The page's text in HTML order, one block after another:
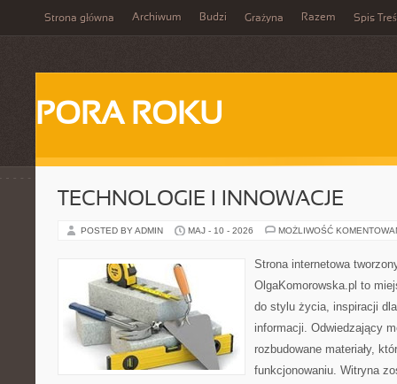
Strona główna Archiwum Budzi Grażyna Razem Spis
PORA ROKU
TECHNOLOGIE I INNOWACJE
POSTED BY ADMIN MAJ - 10 - 2026 MOŻLIWOŚĆ
Strona internetowa
OlgaKomorowska.pl to
do stylu życia, inspiracji
informacji. Odwiedzający
rozbudowane materiały,
funkcjonowaniu. Witryna